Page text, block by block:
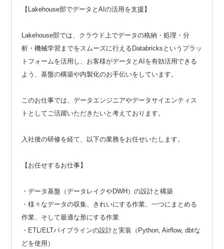
【Lakehouse部でデータとAIの活用を支援】
Lakehouse部では、クラウド上でデータの格納・処理・分
析・機械学習までをスムーズに行えるDatabricksというプラッ
トフォームを活用し、お客様がデータとAIを有効活用できる
よう、基盤の構築や内製化のお手伝いをしています。
このお仕事では、データエンジニアやデータサイエンティス
トとしてご活躍いただきたいと考えております。
入社後の研修を経て、以下の業務をお任せいたします。
【お任せするお仕事】
・データ基盤（データレイクやDWH）の設計と構築
・様々なデータの収集、きれいにする作業、一つにまとめる
作業、そして最適な形にする作業
・ETL/ELTパイプラインの設計と実装（Python, Airflow, dbtな
どを使用）